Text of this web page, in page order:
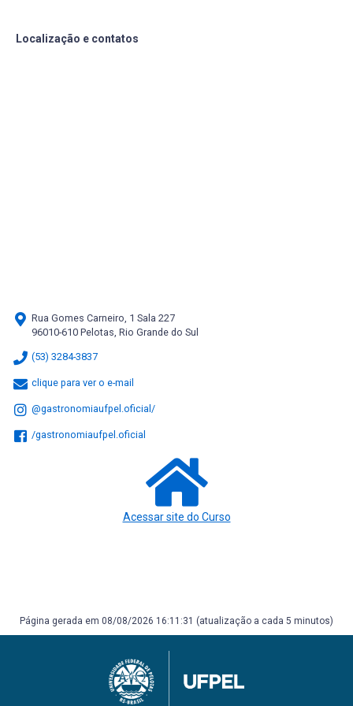
Localização e contatos
Rua Gomes Carneiro, 1 Sala 227
96010-610 Pelotas, Rio Grande do Sul
(53) 3284-3837
clique para ver o e-mail
@gastronomiaufpel.oficial/
/gastronomiaufpel.oficial
Acessar site do Curso
Página gerada em 08/08/2026 16:11:31 (atualização a cada 5 minutos)